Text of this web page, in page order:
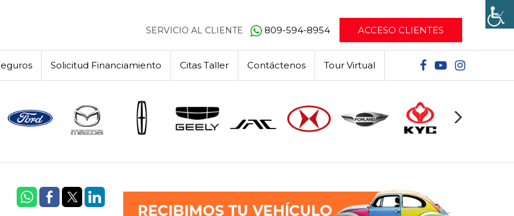
SERVICIO AL CLIENTE 809-594-8954 ACCESO CLIENTES
Solicitud Financiamiento Citas Taller Contáctenos Tour Virtual